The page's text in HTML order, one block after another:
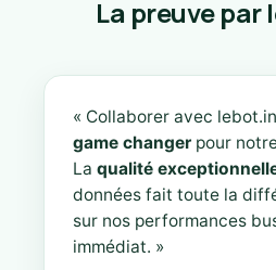
La preuve par
« Collaborer avec
game changer pour
La qualité
données fait toute la
sur nos performances
immédiat. »